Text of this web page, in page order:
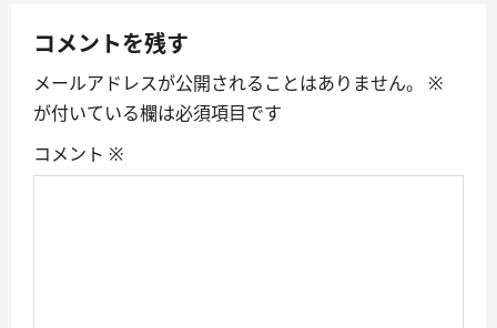
v
i
g
コメントを残す
メールアドレスが公開されることはありません。
※
が付いている欄は必須項目です
コメント ※